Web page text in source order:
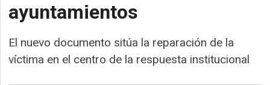
ayuntamientos
El nuevo documento sitúa la reparación de la
víctima en el centro de la respuesta institucional